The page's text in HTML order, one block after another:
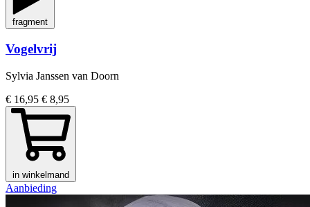
fragment
Vogelvrij
Sylvia Janssen van Doorn
€ 16,95 € 8,95
in winkelmand
Aanbieding